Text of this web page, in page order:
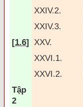
XXIV.2.
XXIV.3.
[1.6] XXV.
XXVI.1.
XXVI.2.
Tập
2